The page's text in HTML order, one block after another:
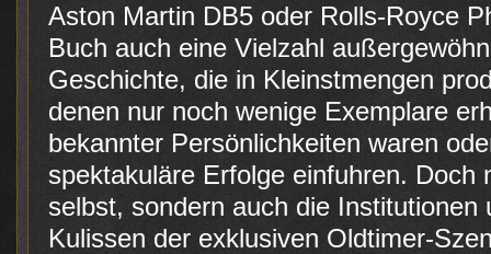
Aston Martin DB5 oder Rolls-Royce
Buch auch eine Vielzahl
Geschichte, die in Kleinstmengen
denen nur noch wenige Exemplare
bekannter Persönlichkeiten waren
spektakuläre Erfolge einfuhren. Doch
selbst, sondern auch die Institutionen
Kulissen der exklu­siven Oldtimer-